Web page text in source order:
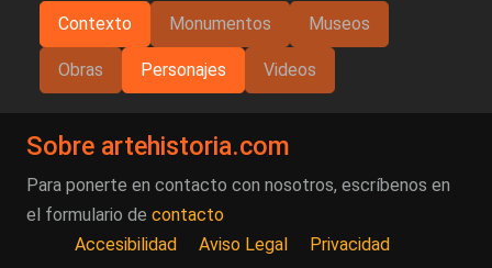
Contexto Monumentos Museos
Obras Personajes Videos
Sobre artehistoria.com
Para ponerte en contacto con nosotros, escríbenos en
el formulario de contacto
Accesibilidad
Aviso Legal Privacidad